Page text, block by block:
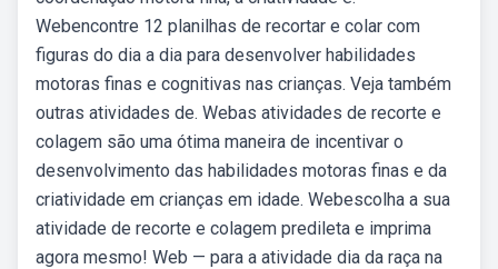
Webencontre 12 planilhas de recortar e colar com
figuras do dia a dia para desenvolver habilidades
motoras finas e cognitivas nas crianças. Veja também
outras atividades de. Webas atividades de recorte e
colagem são uma ótima maneira de incentivar o
desenvolvimento das habilidades motoras finas e da
criatividade em crianças em idade. Webescolha a sua
atividade de recorte e colagem predileta e imprima
agora mesmo! Web — para a atividade dia da raça na